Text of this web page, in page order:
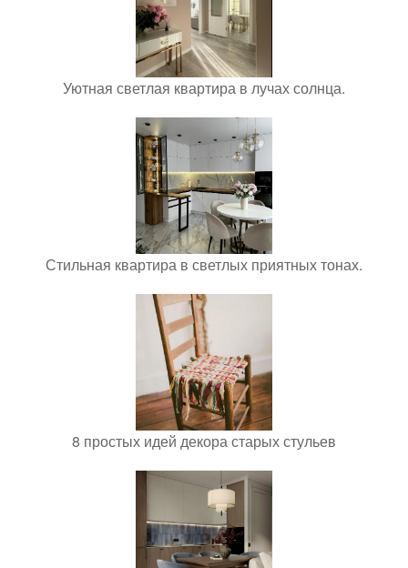
Уютная светлая квартира в лучах солнца.
Стильная квартира в светлых приятных тонах.
8 простых идей декора старых стульев